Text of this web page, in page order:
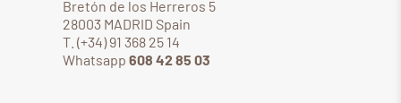
Bretón de los Herreros 5
28003 MADRID Spain
T. (+34) 91 368 25 14
Whatsapp 608 42 85 03